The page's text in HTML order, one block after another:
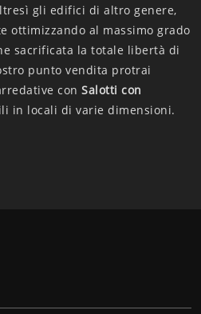
gli edifici di altro genere,
ottimizzando al massimo grado
sacrificata la totale libertà di
punto vendita protrai
con Salotti con
in locali di varie dimensioni.